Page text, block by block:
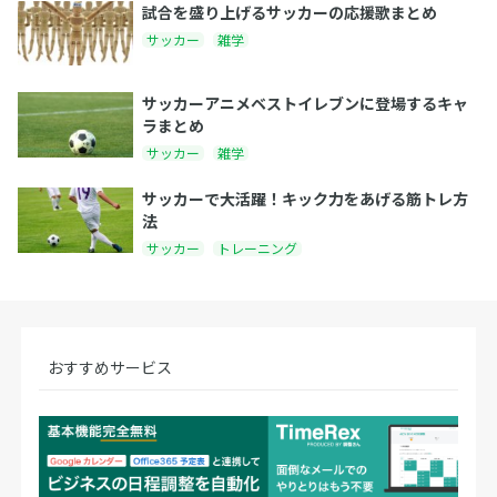
試合を盛り上げるサッカーの応援歌まとめ
サッカー 雑学
サッカーアニメベストイレブンに登場するキャ
ラまとめ
サッカー 雑学
サッカーで大活躍！キック力をあげる筋トレ方
法
サッカー トレーニング
おすすめサービス